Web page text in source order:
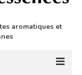
aromatiques et